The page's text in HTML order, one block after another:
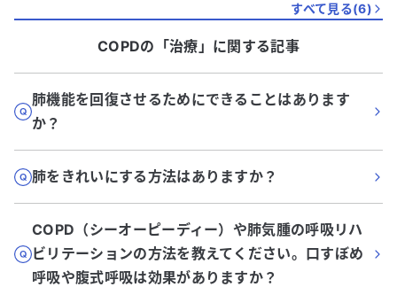
すべて見る(6)
COPDの「治療 」に関する記事
肺機能を回復させるためにできることはあります
か？
肺をきれいにする方法はありますか？
COPD（シーオーピーディー）や肺気腫の呼吸リハ
ビリテーションの方法を教えてください。口すぼめ
呼吸や腹式呼吸は効果がありますか？